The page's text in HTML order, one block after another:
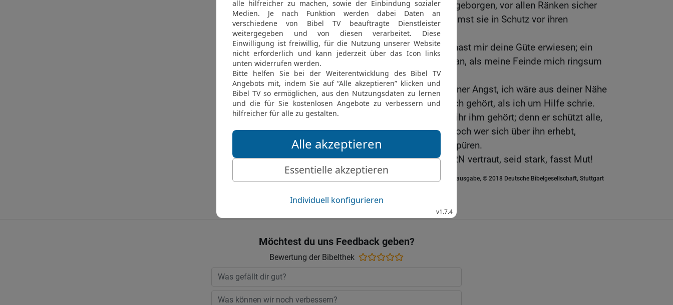
21 In deiner Nähe sind sie geborgen, vor allen Ränken sicher
unter deinem Dach. Du nimmst sie in Schutz vor ihren
Verklägern.
22 Dank sei dir, HERR! Du hast mir deine Güte erwiesen; ein
Wunder hast du an mir getan, als meine Feinde mich ringsum
bedrängten.
23 Ich dachte schon in meiner Angst, ich wäre aus deiner Nähe
verbannt. Doch du hast mich gehört, als ich um Hilfe schrie.
Liebt den Herrn, ihr, die ihr ihm gehört; denn er schützt alle,
die ihm die Treue halten. Doch wer sich über ihn erhebt,
bekommt seinen Zorn zu spüren.
25 Ihr, die ihr auf den HERRN vertraut, seid stark, fasst Mut!
Gute Nachricht Bibel, durchgesehene Neuausgabe, © 2018 Deutsche Bibelgesellschaft, Stuttgart
Möchtest du uns Feedback geben?
Bewertung der Bibelthek